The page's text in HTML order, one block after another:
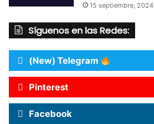
15 septiembre, 2024
Síguenos en las Redes:
(New) Telegram
Pinterest
Facebook